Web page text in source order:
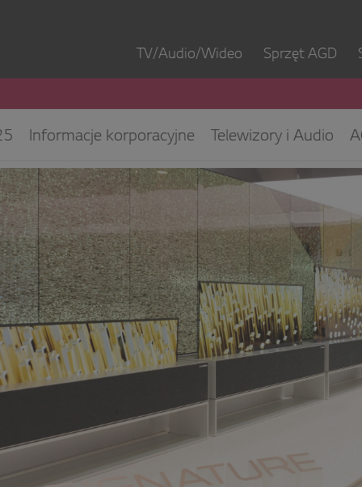
TV/Audio/Wideo Sprzęt AGD
Informacje korporacyjne Telewizory i Audio
IT
ESG/CSR Kontakt dla mediów Biuro